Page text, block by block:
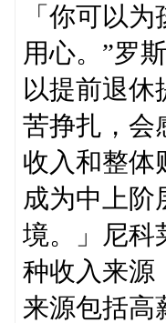
「你可以
用心。”罗
以提前退
苦挣扎，会
收入和整体
成为中上阶
境。」尼科
种收入来源
来源包括高